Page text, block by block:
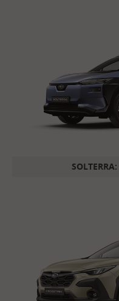
SOLTERRA: